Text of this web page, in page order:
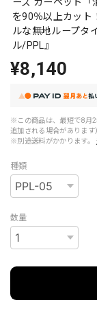
ーズ カーペット「
を90％以上カット
ルな無地ループタ
ル/PPL』
¥8,140
※この商品は、最短で8月
追加される場合があります
※別途送料がかかります。
種類
数量